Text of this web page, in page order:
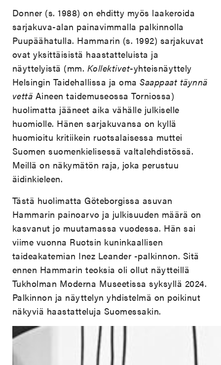
Donner (s. 1988) on ehditty myös laakeroida
sarjakuva-alan painavimmalla palkinnolla
Puupäähatulla. Hammarin (s. 1992) sarjakuvat
ovat yksittäisistä haastatteluista ja
näyttelyistä (mm. Kollektivet-yhteisnäyttely
Helsingin Taidehallissa ja omaSaappaat täynnä
vettä Aineen taidemuseossa Torniossa)
huolimatta jääneet aika vähälle julkiselle
huomiolle. Hänen sarjakuvansa on kyllä
huomioitu kritiikein ruotsalaisessa muttei
Suomen suomenkielisessä valtalehdistössä.
Meillä on näkymätön raja, joka perustuu
äidinkieleen.
Tästä huolimatta Göteborgissa asuvan
Hammarin painoarvo ja julkisuuden määrä on
kasvanut jo muutamassa vuodessa. Hän sai
viime vuonna Ruotsin kuninkaallisen
taideakatemian Inez Leander -palkinnon. Sitä
ennen Hammarin teoksia oli ollut näytteillä
Tukholman Moderna Museetissa syksyllä 2024.
Palkinnon ja näyttelyn yhdistelmä on poikinut
näkyviä haastatteluja Suomessakin.